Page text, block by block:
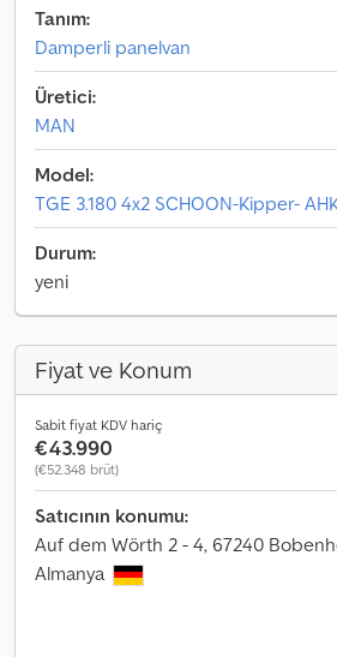
Tanım:
Damperli panelvan
Üretici:
MAN
Model:
TGE 3.180 4x2 SCHOON-Kipper-
Durum:
yeni
Fiyat ve Konum
Sabit fiyat KDV hariç
€43.990
(€52.348 brüt)
Satıcının konumu:
Auf dem Wörth 2 - 4, 67240
Almanya